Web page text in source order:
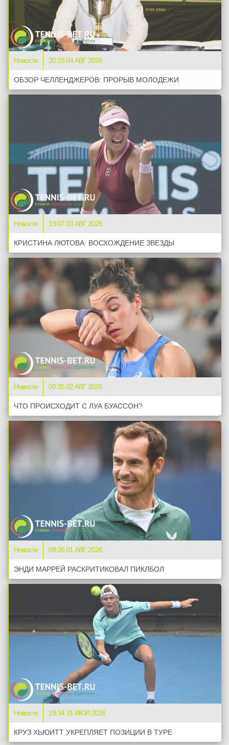
Новости 20:18 04 АВГ 2026
ОБЗОР ЧЕЛЛЕНДЖЕРОВ: ПРОРЫВ МОЛОДЕЖИ
Новости 19:07 03 АВГ 2026
КРИСТИНА ЛЮТОВА: ВОСХОЖДЕНИЕ ЗВЕЗДЫ
Новости 09:35 02 АВГ 2026
ЧТО ПРОИСХОДИТ С ЛУА БУАССОН?
Новости 09:26 01 АВГ 2026
ЭНДИ МАРРЕЙ РАСКРИТИКОВАЛ ПИКЛБОЛ
Новости 19:34 31 ИЮЛ 2026
КРУЗ ХЬЮИТТ УКРЕПЛЯЕТ ПОЗИЦИИ В ТУРЕ